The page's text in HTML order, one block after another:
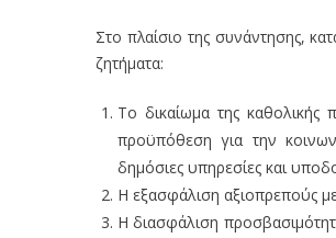
Στο πλαίσιο της συνάντησης,
ζητήματα:
Το δικαίωμα της
προϋπόθεση για την
δημόσιες υπηρεσίες και
Η εξασφάλιση αξιοπρεπούς
Η διασφάλιση